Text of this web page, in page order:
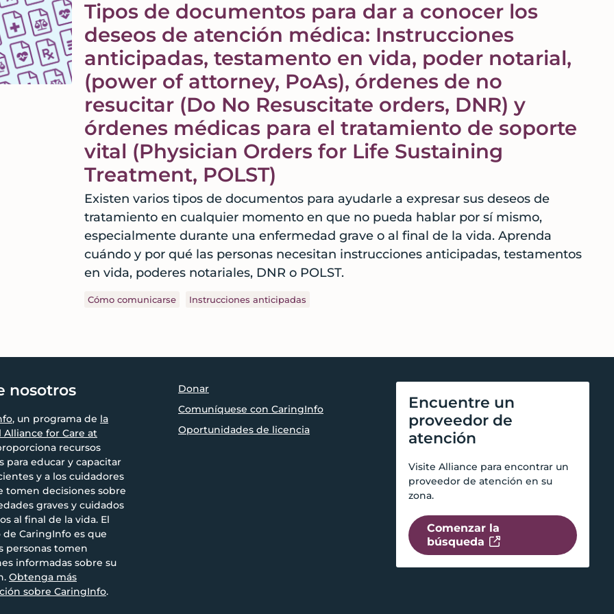
Tipos de documentos para dar a conocer los
deseos de atención médica: Instrucciones
anticipadas, testamento en vida, poder notarial,
(power of attorney, PoAs), órdenes de no
resucitar (Do No Resuscitate orders, DNR) y
órdenes médicas para el tratamiento de soporte
vital (Physician Orders for Life Sustaining
Treatment, POLST)
Existen varios tipos de documentos para ayudarle a expresar sus deseos de
tratamiento en cualquier momento en que no pueda hablar por sí mismo,
especialmente durante una enfermedad grave o al final de la vida. Aprenda
cuándo y por qué las personas necesitan instrucciones anticipadas, testamentos
en vida, poderes notariales, DNR o POLST.
Cómo comunicarse Instrucciones anticipadas
nosotros
, un programa de la
Alliance for Care at
recursos
para educar y capacitar
y a los cuidadores
tomen decisiones sobre
graves y cuidados
al final de la vida. El
CaringInfo es que
personas tomen
informadas sobre su
Obtenga más
sobre CaringInfo.
Donar
Comuníquese con CaringInfo
Oportunidades de licencia
Encuentre un
proveedor de
atención
Visite Alliance para encontrar un
proveedor de atención en su
zona.
Comenzar la
búsqueda